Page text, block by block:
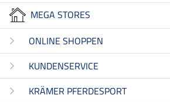
MEGA STORES
ONLINE SHOPPEN
KUNDENSERVICE
KRÄMER PFERDESPORT